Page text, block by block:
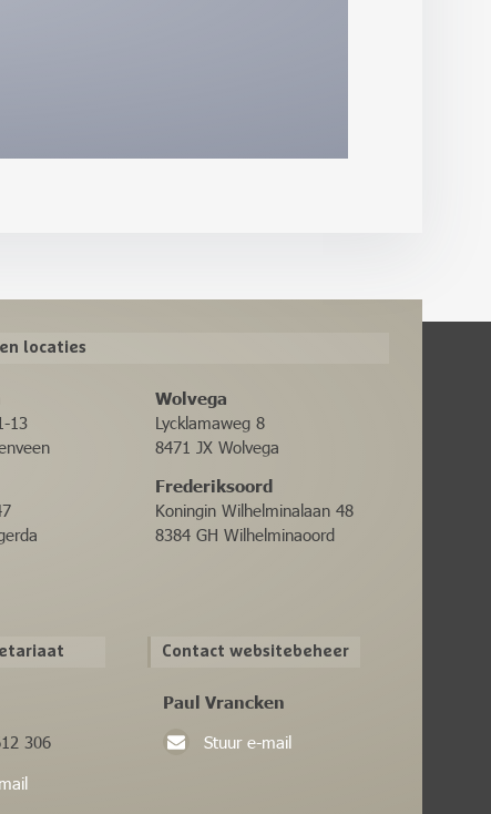
locaties
13
Wolvega
Lycklamaweg 8
8471 JX Wolvega
Frederiksoord
Koningin Wilhelminalaan 48
8384 GH Wilhelminaoord
306
Contact websitebeheer
Paul Vrancken
Stuur e-mail